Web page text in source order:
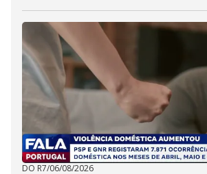
DO R7/06/08/2026